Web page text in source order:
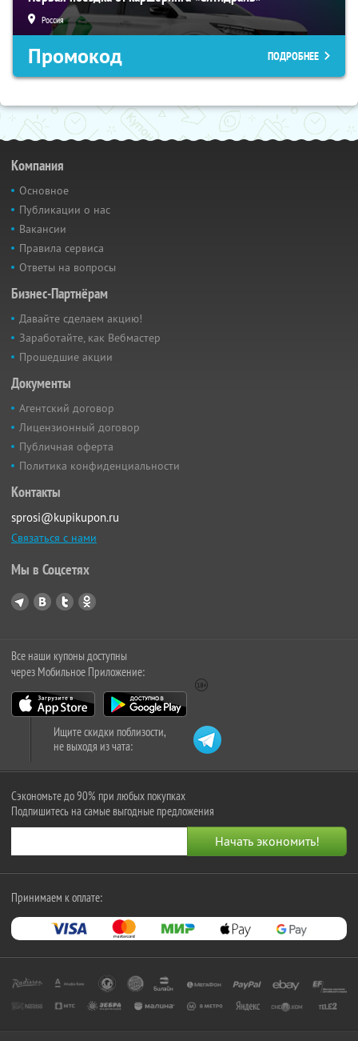
Россия
Промокод ПОДРОБНЕЕ
Компания
Основное
Публикации о нас
Вакансии
Правила сервиса
Ответы на вопросы
Бизнес-Партнёрам
Давайте сделаем акцию!
Заработайте, как Вебмастер
Прошедшие акции
Документы
Агентский договор
Лицензионный договор
Публичная оферта
Политика конфиденциальности
Контакты
sprosi@kupikupon.ru
Связаться с нами
Мы в Соцсетях
Все наши купоны доступны
через Мобильное Приложение:
Ищите скидки поблизости,
не выходя из чата:
Сэкономьте до 90% при любых покупках
Подпишитесь на самые выгодные предложения
Принимаем к оплате: